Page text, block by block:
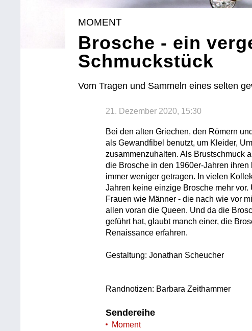
MOMENT
Brosche - ein
Schmuckstück
Vom Tragen und Sammeln eines selten
21. Dezember 2020, 15:30
Bei den alten Griechen, den Römern
als Gewandfibel benutzt, um Kleider,
zusammenzuhalten. Als Brustschmuck
die Brosche in den 1960er-Jahren
immer weniger getragen. In vielen
Jahren keine einzige Brosche mehr
Frauen wie Männer - die nach wie vor
allen voran die Queen. Und da die
geführt hat, glaubt manch einer, die
Renaissance erfahren.
Gestaltung: Jonathan Scheucher
Randnotizen: Barbara Zeithammer
Sendereihe
Moment